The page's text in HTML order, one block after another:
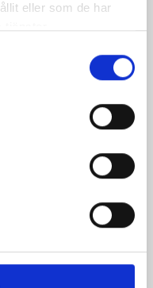
eller som de har
Kombinerades
medeltiden till
produkt.
GmbH & Co.